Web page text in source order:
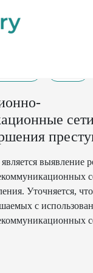
выявление
Уточняется,
с